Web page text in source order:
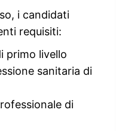
i candidati
requisiti:
primo livello
sanitaria di
di